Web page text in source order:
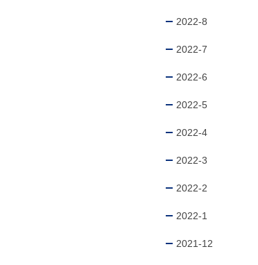
2022-8
2022-7
2022-6
2022-5
2022-4
2022-3
2022-2
2022-1
2021-12